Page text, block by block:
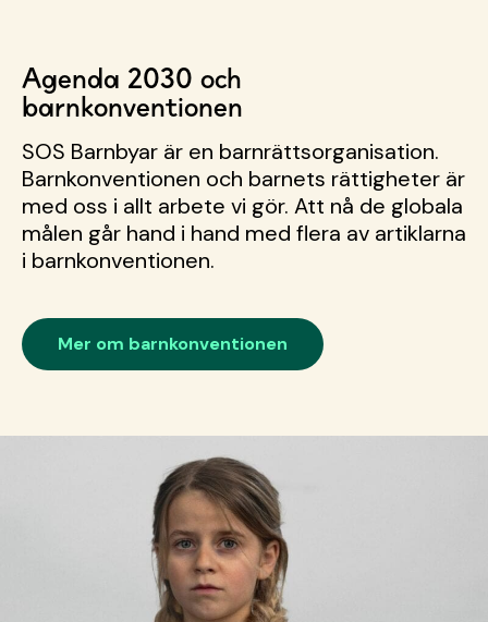
Agenda 2030 och
barnkonventionen
SOS Barnbyar är en barnrättsorganisation.
Barnkonventionen och barnets rättigheter är
med oss i allt arbete vi gör. Att nå de globala
målen går hand i hand med flera av artiklarna
i barnkonventionen.
Mer om barnkonventionen